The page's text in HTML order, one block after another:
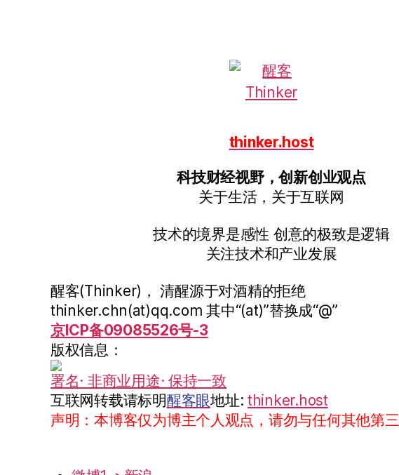
thinker.host
科技财经视野，创新创业观点
关于生活，关于互联网
技术的境界是感性 创意的极致是逻辑
关注技术和产业发展
醒客(Thinker)， 清醒源于对酒精的拒绝
thinker.chn(at)qq.com 其中“(at)”替换成“@”
京ICP备09085526号-3
版权信息：
署名· 非商业用途· 保持一致
互联网转载请标明醒客眼地址: thinker.host
声明：本博客仅为博主个人观点，请勿与任何其他第